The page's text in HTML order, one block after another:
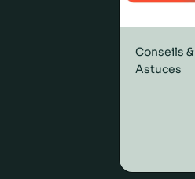
Conseils &
Astuces